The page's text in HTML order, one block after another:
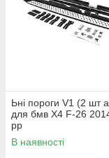
Ьні пороги V1 (2 шт
для бмв X4 F-26
рр
В наявності